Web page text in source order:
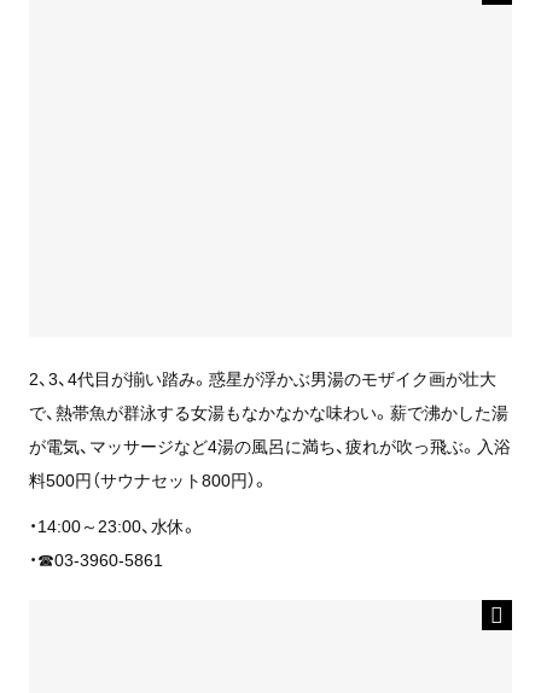
2、3、4代目が揃い踏み。惑星が浮かぶ男湯のモザイク画が壮大
で、熱帯魚が群泳する女湯もなかなかな味わい。薪で沸かした湯
が電気、マッサージなど4湯の風呂に満ち、疲れが吹っ飛ぶ。入浴
料500円（サウナセット800円）。
・14:00～23:00、水休。
・☎03-3960-5861